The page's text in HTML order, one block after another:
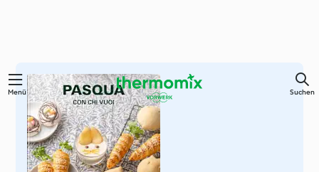
Springe
Hauptinhalt
Menü Suchen